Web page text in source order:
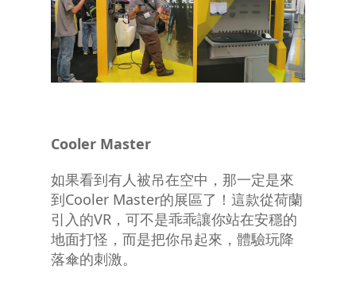
Cooler Master
如果看到有人被吊在空中，那一定是來
到Cooler Master的展區了！這款從荷蘭
引入的VR，可不是乖乖讓你站在安穩的
地面打怪，而是把你吊起來，體驗玩降
落傘的刺激。